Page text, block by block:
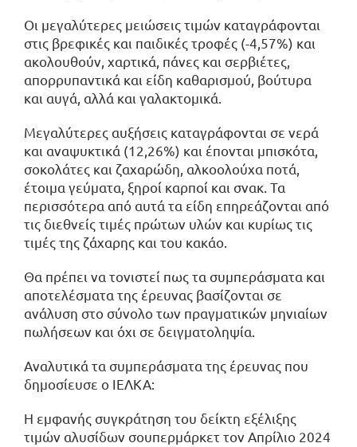
Οι μεγαλύτερες μειώσεις τιμών καταγράφονται
στις βρεφικές και παιδικές τροφές (-4,57%) και
ακολουθούν, χαρτικά, πάνες και σερβιέτες,
απορρυπαντικά και είδη καθαρισμού, βούτυρα
και αυγά, αλλά και γαλακτομικά.
Μεγαλύτερες αυξήσεις καταγράφονται σε νερά
και αναψυκτικά (12,26%) και έπονται μπισκότα,
σοκολάτες και ζαχαρώδη, αλκοολούχα ποτά,
έτοιμα γεύματα, ξηροί καρποί και σνακ. Τα
περισσότερα από αυτά τα είδη επηρεάζονται από
τις διεθνείς τιμές πρώτων υλών και κυρίως τις
τιμές της ζάχαρης και του κακάο.
Θα πρέπει να τονιστεί πως τα συμπεράσματα και
αποτελέσματα της έρευνας βασίζονται σε
ανάλυση στο σύνολο των πραγματικών μηνιαίων
πωλήσεων και όχι σε δειγματοληψία.
Αναλυτικά τα συμπεράσματα της έρευνας που
δημοσίευσε ο ΙΕΛΚΑ:
Η εμφανής συγκράτηση του δείκτη εξέλιξης
τιμών αλυσίδων σουπερμάρκετ τον Απρίλιο 2024